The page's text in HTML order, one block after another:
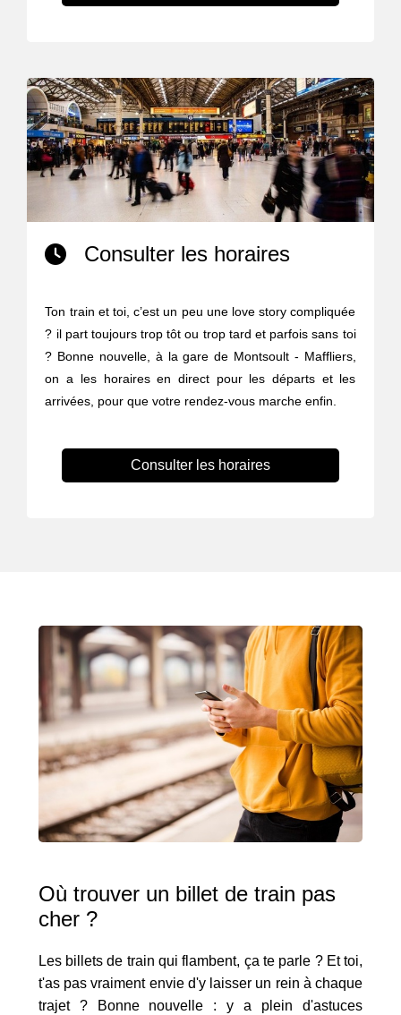
Consulter les horaires
Ton train et toi, c’est un peu une love story compliquée
? il part toujours trop tôt ou trop tard et parfois sans toi
? Bonne nouvelle, à la gare de Montsoult - Maffliers,
on a les horaires en direct pour les départs et les
arrivées, pour que votre rendez-vous marche enfin.
Consulter les horaires
Où trouver un billet de train pas
cher ?
Les billets de train qui flambent, ça te parle ? Et toi,
t'as pas vraiment envie d'y laisser un rein à chaque
trajet ? Bonne nouvelle : y a plein d'astuces